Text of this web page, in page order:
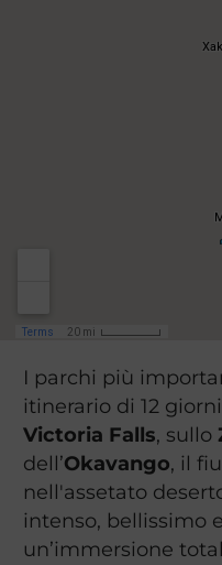
I parchi più
itinerario di 12
Victoria Falls, sullo
dell’Okavango, il
nell'assetato
intenso, bellissimo
un’immersione